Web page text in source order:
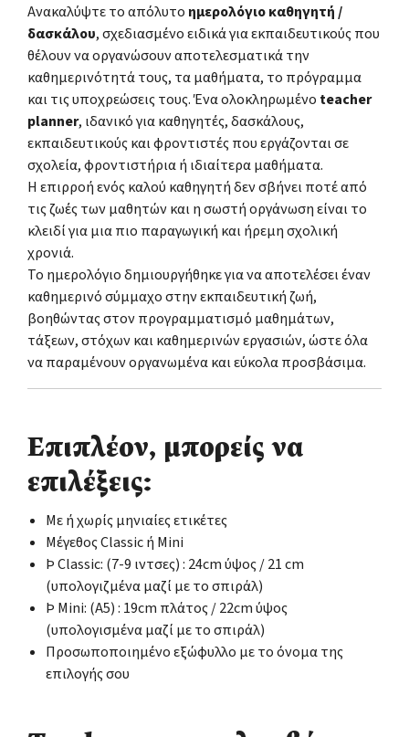
Ανακαλύψτε το απόλυτο ημερολόγιο καθηγητή /
δασκάλου, σχεδιασμένο ειδικά για εκπαιδευτικούς που
θέλουν να οργανώσουν αποτελεσματικά την
καθημερινότητά τους, τα μαθήματα, το πρόγραμμα
και τις υποχρεώσεις τους. Ένα ολοκληρωμένο teacher
planner, ιδανικό για καθηγητές, δασκάλους,
εκπαιδευτικούς και φροντιστές που εργάζονται σε
σχολεία, φροντιστήρια ή ιδιαίτερα μαθήματα.
Η επιρροή ενός καλού καθηγητή δεν σβήνει ποτέ από
τις ζωές των μαθητών και η σωστή οργάνωση είναι το
κλειδί για μια πιο παραγωγική και ήρεμη σχολική
χρονιά.
Το ημερολόγιο δημιουργήθηκε για να αποτελέσει έναν
καθημερινό σύμμαχο στην εκπαιδευτική ζωή,
βοηθώντας στον προγραμματισμό μαθημάτων,
τάξεων, στόχων και καθημερινών εργασιών, ώστε όλα
να παραμένουν οργανωμένα και εύκολα προσβάσιμα.
Επιπλέον, μπορείς να
επιλέξεις:
Με ή χωρίς μηνιαίες ετικέτες
Μέγεθος Classic ή Mini
Þ Classic: (7-9 ιντσες) : 24cm ύψος / 21 cm
(υπολογιζμένα μαζί με το σπιράλ)
Þ Mini: (Α5) : 19cm πλάτος / 22cm ύψος
(υπολογισμένα μαζί με το σπιράλ)
Προσωποποιημένο εξώφυλλο με το όνομα της
επιλογής σου